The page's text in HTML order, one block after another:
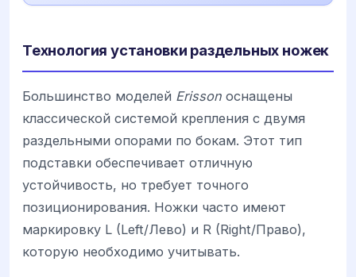
Технология установки раздельных ножек
Большинство моделей Erisson оснащены
классической системой крепления с двумя
раздельными опорами по бокам. Этот тип
подставки обеспечивает отличную
устойчивость, но требует точного
позиционирования. Ножки часто имеют
маркировку L (Left/Лево) и R (Right/Право),
которую необходимо учитывать.